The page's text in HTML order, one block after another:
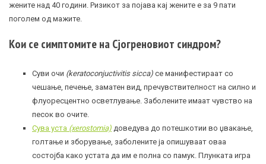
жените над 40 години. Ризикот за појава кај жените е за 9 пати
поголем од мажите.
Кои се симптомите на Сјогреновиот синдром?
Суви очи (keratoconjuctivitis sicca) се манифестираат со
чешање, печење, заматен вид, пречувствителност на силно и
флуоресцентно осветлување. Заболените имаат чувство на
песок во очите.
Сува уста (xerostomia) доведува до потешкотии во џвакање,
голтање и зборување, заболените ја опишуваат оваа
состојба како устата да им е полна со памук. Плунката игра